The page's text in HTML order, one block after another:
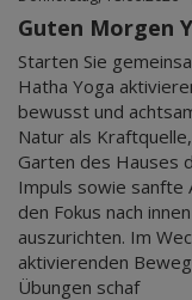
Guten Morgen
Starten Sie
Hatha Yoga
bewusst und
Natur als
Garten des Hauses
Impuls sowie sanfte
den Fokus nach
auszurichten. Im
aktivierenden
Übungen schaf